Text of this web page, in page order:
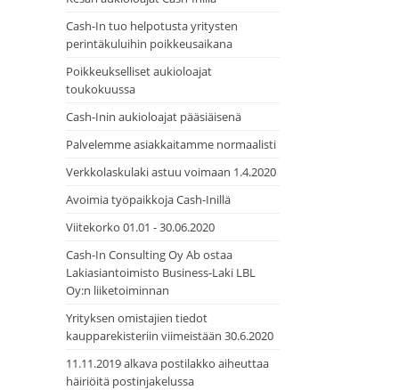
Cash-In tuo helpotusta yritysten
perintäkuluihin poikkeusaikana
Poikkeukselliset aukioloajat
toukokuussa
Cash-Inin aukioloajat pääsiäisenä
Palvelemme asiakkaitamme normaalisti
Verkkolaskulaki astuu voimaan 1.4.2020
Avoimia työpaikkoja Cash-Inillä
Viitekorko 01.01 - 30.06.2020
Cash-In Consulting Oy Ab ostaa
Lakiasiantoimisto Business-Laki LBL
Oy:n liiketoiminnan
Yrityksen omistajien tiedot
kaupparekisteriin viimeistään 30.6.2020
11.11.2019 alkava postilakko aiheuttaa
häiriöitä postinjakelussa